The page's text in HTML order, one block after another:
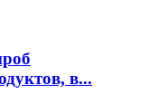
в...